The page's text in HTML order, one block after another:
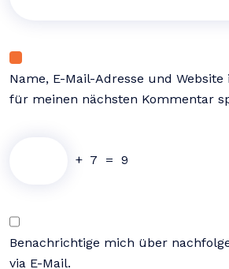
Name, E-Mail-Adresse und
für meinen nächsten Kommentar
+ 7 = 9
Benachrichtige mich über
via E-Mail.